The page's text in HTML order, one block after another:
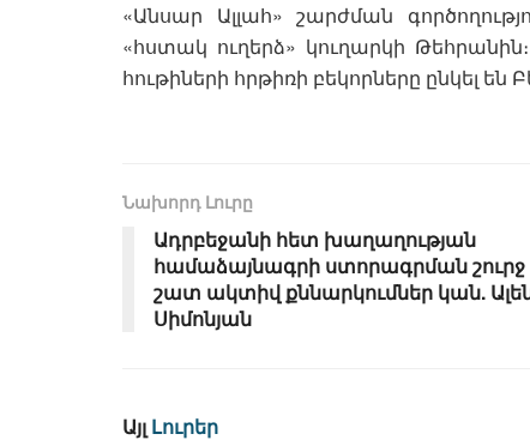
«Անսար Ալլահ» շարժման
«հստակ ուղերձ» կուղարկի
հութիների հրթիռի բեկորները ընկել
Նախորդ Լուրը
Ադրբեջանի հետ խաղաղության
համաձայնագրի ստորագրման շուրջ
շատ ակտիվ քննարկումներ կան.
Սիմոնյան
Այլ Լուրեր